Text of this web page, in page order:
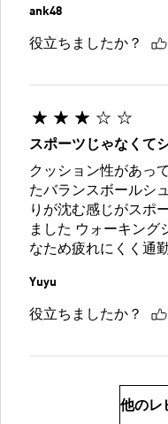
ank48
役立ちましたか？
スポーツじゃなくて
クッション性があっ
たバランスボールシ
りが沈む感じがスポ
ました ウォーキング
なため疲れにくく通
Yuyu
役立ちましたか？
他のレ